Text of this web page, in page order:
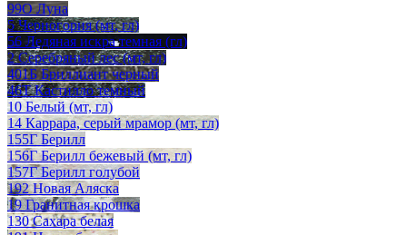
99О Луна
5 Черногория (мт, гл)
56 Ледяная искра темная (гл)
2 Серебряный лес (мт, гл)
401Б Бриллиант черный
46Т Кастилло темный
10 Белый (мт, гл)
14 Каррара, серый мрамор (мт, гл)
155Г Берилл
156Г Берилл бежевый (мт, гл)
157Г Берилл голубой
192 Новая Аляска
19 Гранитная крошка
130 Сахара белая